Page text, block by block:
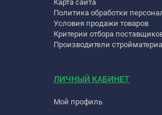
Карта сайта
Политика обработки
Условия продажи товаров
Критерии отбора
Производители
ЛИЧНЫЙ КАБИНЕТ
Мой профиль